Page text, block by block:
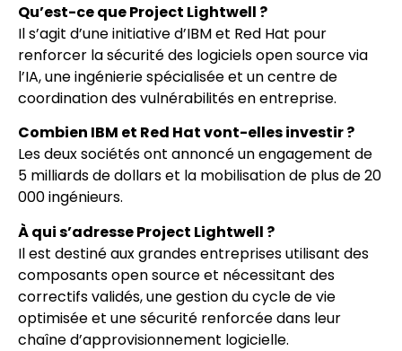
Qu’est-ce que Project Lightwell ?
Il s’agit d’une initiative d’IBM et Red Hat pour
renforcer la sécurité des logiciels open source via
l’IA, une ingénierie spécialisée et un centre de
coordination des vulnérabilités en entreprise.
Combien IBM et Red Hat vont-elles investir ?
Les deux sociétés ont annoncé un engagement de
5 milliards de dollars et la mobilisation de plus de 20
000 ingénieurs.
À qui s’adresse Project Lightwell ?
Il est destiné aux grandes entreprises utilisant des
composants open source et nécessitant des
correctifs validés, une gestion du cycle de vie
optimisée et une sécurité renforcée dans leur
chaîne d’approvisionnement logicielle.